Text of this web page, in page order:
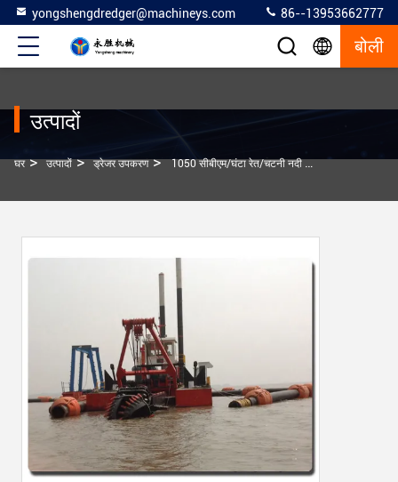
yongshengdredger@machineys.com 86--13953662777
बोली
उत्पादों
घर > उत्पादों > ड्रेजर उपकरण > 1050 सीबीएम/घंटा रेत/चटनी नदी रेत समुद्र से निकालने के साथ 20 इंच काटना सक्शन ड्रेजर